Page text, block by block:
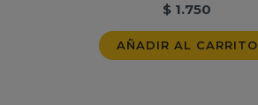
$ 1.750
AÑADIR AL CARRITO